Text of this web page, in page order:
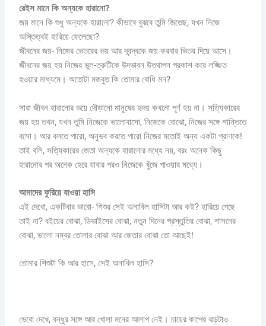
রেইসমানেকিঅন্যকে হারানো?
জয় মানে কি শুধু অন্যকে হারানো? কীভাবে বুঝবে তুমি জিতেছ, যখন নিজে
অস্তিত্বই হারিয়ে ফেলেছো?
জীবনের জয়- নিজের ভেতরের ভয় আর দ্বন্দ্বকে জয় করবার ভিতর দিয়ে আসে।
জীবনের জয় হয় নিজের ভুল-ত্রুটিকে উদ্ভাবন উত্থাপন প্রকাশ করে লজ্জিত
হওয়ার মাধ্যমে। অতোটা মজবুত কি তোমার বোধি মন?
সারা জীবন হারানোর ভয়ে দৌড়ানো মানুষের হৃদয় কখনো পূর্ণ হয় না। সত্যিকারের
জয় হয় তখন, যখন তুমি নিজেকে ভালোবাসো, নিজেকে বোঝো, নিজের সঙ্গে শান্তিতে
বসো। আর বলতে পারো, অনুভব করতে পারো নিজের মতোই অন্য একটা প্রাণকে!
তাই বলি, সত্যিকারের জেতা অন্যকে হারানোর মধ্যে নয়, বরং অনেক কিছু
হারানোর পর অনেক হেরে যাবার পরও নিজেকে খুঁজে পাওয়ার মধ্যে।
আমাদের ফুরিয়ে যাওয়া হাসি
এই দেখো, একটিবার ভাবো- শিশুর সেই অনাবিল হাসিটা আর কই? হারিয়ে গেছে
তাই না? বইয়ের বোঝা, ডিভাইসের বোঝা, নতুন দিনের প্রস্তুতির বোঝা, শাসনের
বোঝা, ভালো নম্বর তোলার বোঝা আর জেতার বোঝা তো আছেই!
তোমার শিশুটা কি আর হাসে, সেই অনাবিল হাসি?
ভেবো দেখে, বন্ধুর সঙ্গে আর খোলা মনের আলাপ নেই। চায়ের কাপের ঝড়টাও